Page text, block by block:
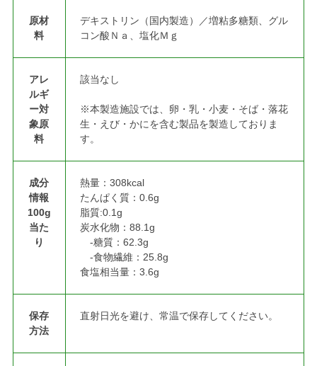
原材
料
デキストリン（国内製造）／増粘多糖類、グル
コン酸Ｎａ、塩化Ｍｇ
アレ
ルギ
ー対
象原
料
該当なし
※本製造施設では、卵・乳・小麦・そば・落花
生・えび・かにを含む製品を製造しておりま
す。
成分
情報
100g
当た
り
熱量：308kcal
たんぱく質：0.6g
脂質:0.1g
炭水化物：88.1g
-糖質：62.3g
-食物繊維：25.8g
食塩相当量：3.6g
保存
方法
直射日光を避け、常温で保存してください。